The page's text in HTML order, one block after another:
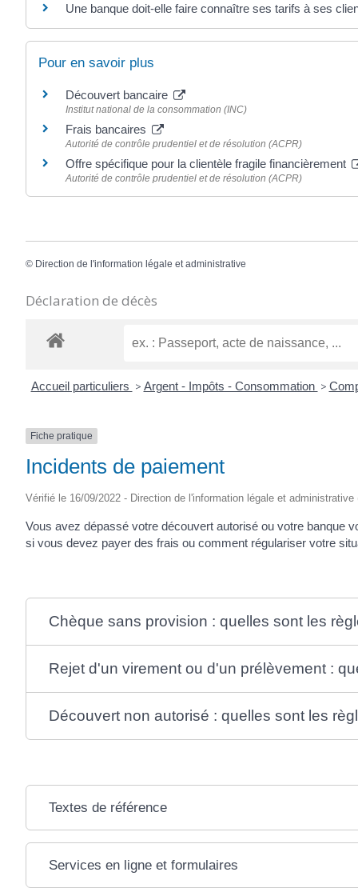
Une banque doit-elle faire connaître ses tarifs à ses
Pour en savoir plus
Découvert bancaire
Institut national de la consommation (INC)
Frais bancaires
Autorité de contrôle prudentiel et de résolution (ACPR)
Offre spécifique pour la clientèle fragile financièrement
Autorité de contrôle prudentiel et de résolution (ACPR)
© Direction de l'information légale et administrative
Déclaration de décès
Accueil particuliers > Argent - Impôts - Consommation >
Fiche pratique
Incidents de paiement
Vérifié le 16/09/2022 - Direction de l'information légale et administrative
Vous avez dépassé votre découvert autorisé ou votre banque
si vous devez payer des frais ou comment régulariser votre
Chèque sans provision : quelles sont les
Rejet d'un virement ou d'un prélèvement :
Découvert non autorisé : quelles sont les
Textes de référence
Services en ligne et formulaires